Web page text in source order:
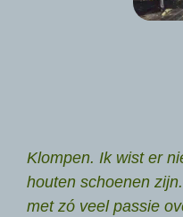
Klompen. Ik wist er
houten schoenen
met zó veel passie